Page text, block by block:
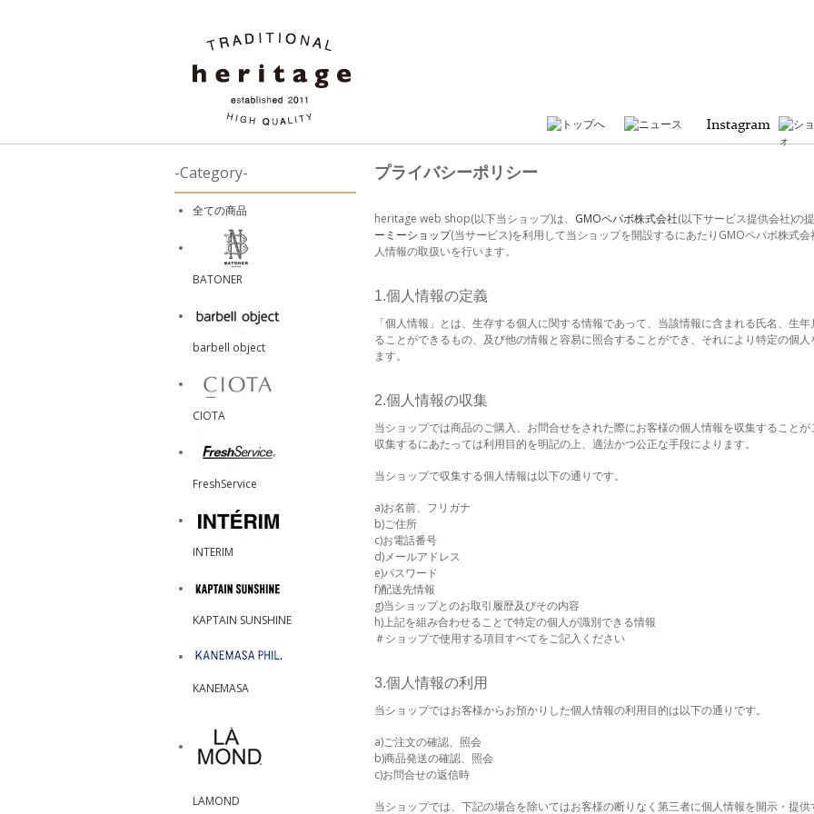
プライバシーポリシー
heritage web shop(以下当ショップ)は、 GMOペパボ株式会社(以下サービス提供会社)の
ーミーショップ(当サービス)を利用して当ショップを開設するにあたりGMOペパボ株式会
人情報の取扱いを行います。
1.個人情報の定義
「個人情報」とは、生存する個人に関する情報であって、当該情報に含まれる氏名、生
ることができるもの、及び他の情報と容易に照合することができ、それにより特定の個
ます。
2.個人情報の収集
当ショップでは商品のご購入、お問合せをされた際にお客様の個人情報を収集することが
収集するにあたっては利用目的を明記の上、適法かつ公正な手段によります。
当ショップで収集する個人情報は以下の通りです。
a)お名前、フリガナ
b)ご住所
c)お電話番号
d)メールアドレス
e)パスワード
f)配送先情報
g)当ショップとのお取引履歴及びその内容
h)上記を組み合わせることで特定の個人が識別できる情報
＃ショップで使用する項目すべてをご記入ください
3.個人情報の利用
当ショップではお客様からお預かりした個人情報の利用目的は以下の通りです。
a)ご注文の確認、照会
b)商品発送の確認、照会
c)お問合せの返信時
当ショップでは、下記の場合を除いてはお客様の断りなく第三者に個人情報を開示・提供
-Category-
全ての商品
BATONER
barbell object
CIOTA
FreshService
INTERIM
KAPTAIN SUNSHINE
KANEMASA
LAMOND